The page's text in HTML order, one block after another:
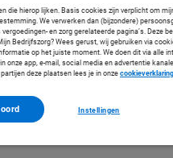
die hierop lijken. Basis cookies zijn verplicht om
We verwerken dan (bijzondere)
en zorg gerelateerde pagina’s. Deze
Bedrijfszorg? Wees gerust, wij gebruiken via
op het juiste moment. We doen dit via alle
onze app, e-mail, social media en advertentie
deze plaatsen lees je in onze cookieverklaring
Instellingen